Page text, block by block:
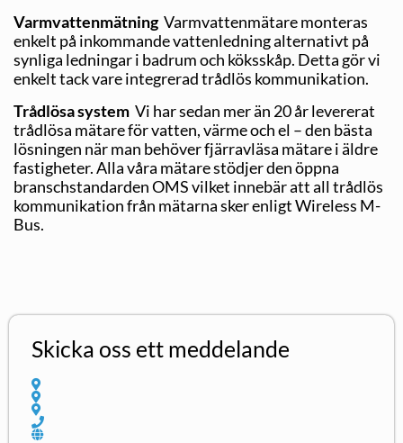
Varmvattenmätning Varmvattenmätare monteras
enkelt på inkommande vattenledning alternativt på
synliga ledningar i badrum och köksskåp. Detta gör vi
enkelt tack vare integrerad trådlös kommunikation.
Trådlösa system Vi har sedan mer än 20 år levererat
trådlösa mätare för vatten, värme och el – den bästa
lösningen när man behöver fjärravläsa mätare i äldre
fastigheter. Alla våra mätare stödjer den öppna
branschstandarden OMS vilket innebär att all trådlös
kommunikation från mätarna sker enligt Wireless M-
Bus.
Skicka oss ett meddelande